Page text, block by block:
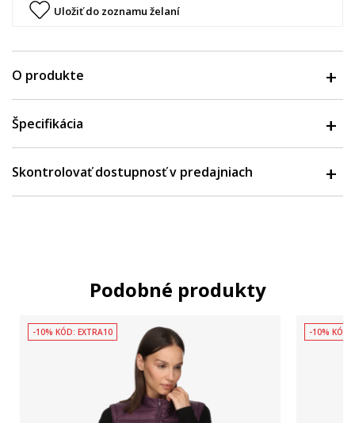
Uložiť do zoznamu želaní
O produkte
Špecifikácia
Skontrolovať dostupnosť v predajniach
Podobné produkty
-10% KÓD: EXTRA10 -10% KÓD: